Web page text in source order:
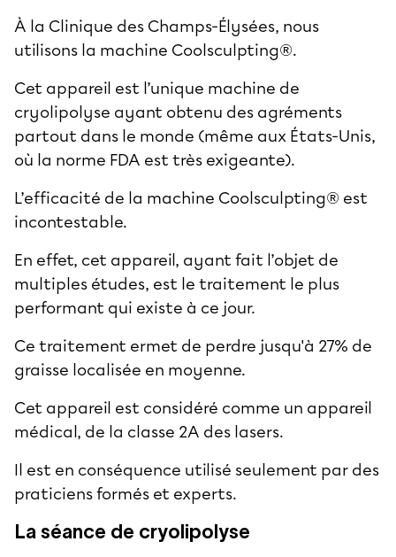
À la Clinique des Champs-Élysées, nous
utilisons la machine Coolsculpting®.
Cet appareil est l’unique machine de
cryolipolyse ayant obtenu des agréments
partout dans le monde (même aux États-Unis,
où la norme FDA est très exigeante).
L’efficacité de la machine Coolsculpting® est
incontestable.
En effet, cet appareil, ayant fait l’objet de
multiples études, est le traitement le plus
performant qui existe à ce jour.
Ce traitement ermet de perdre jusqu'à 27% de
graisse localisée en moyenne.
Cet appareil est considéré comme un appareil
médical, de la classe 2A des lasers.
Il est en conséquence utilisé seulement par des
praticiens formés et experts.
La séance de cryolipolyse